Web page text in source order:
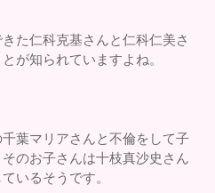
た仁科克基さんと仁科仁美さ
が知られていますよね。
葉マリアさんと不倫をして子
のお子さんは十枝真沙史さん
いるそうです。